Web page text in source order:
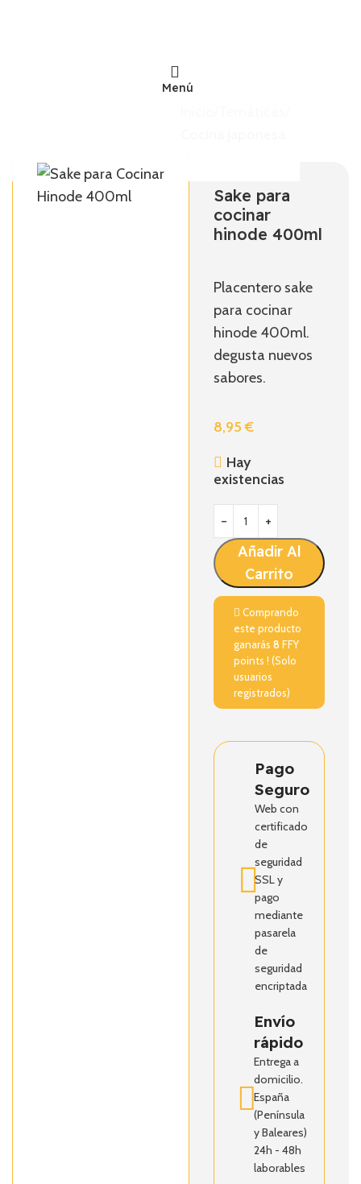
Menú
Sake para
cocinar
hinode 400ml
Placentero sake
para cocinar
hinode 400ml.
degusta nuevos
sabores.
8,95€
Hay
existencias
Añadir Al
Carrito
Comprando
este producto
ganarás8 FFY
points ! (Solo
usuarios
registrados)
Pago
Seguro
Web con
certificado
de
seguridad
SSL y
pago
mediante
pasarela
de
seguridad
encriptada
Envío
rápido
Entrega a
domicilio.
España
(Península
y Baleares)
24h - 48h
laborables
ARROZ MORADO